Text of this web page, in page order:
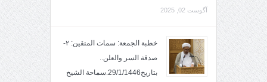
آگوست 02, 2025
خطبة الجمعة: سمات المتقين: ٢-
صدقة السر والعلن..
بتاريخ29/1/1446.سماحة الشيخ